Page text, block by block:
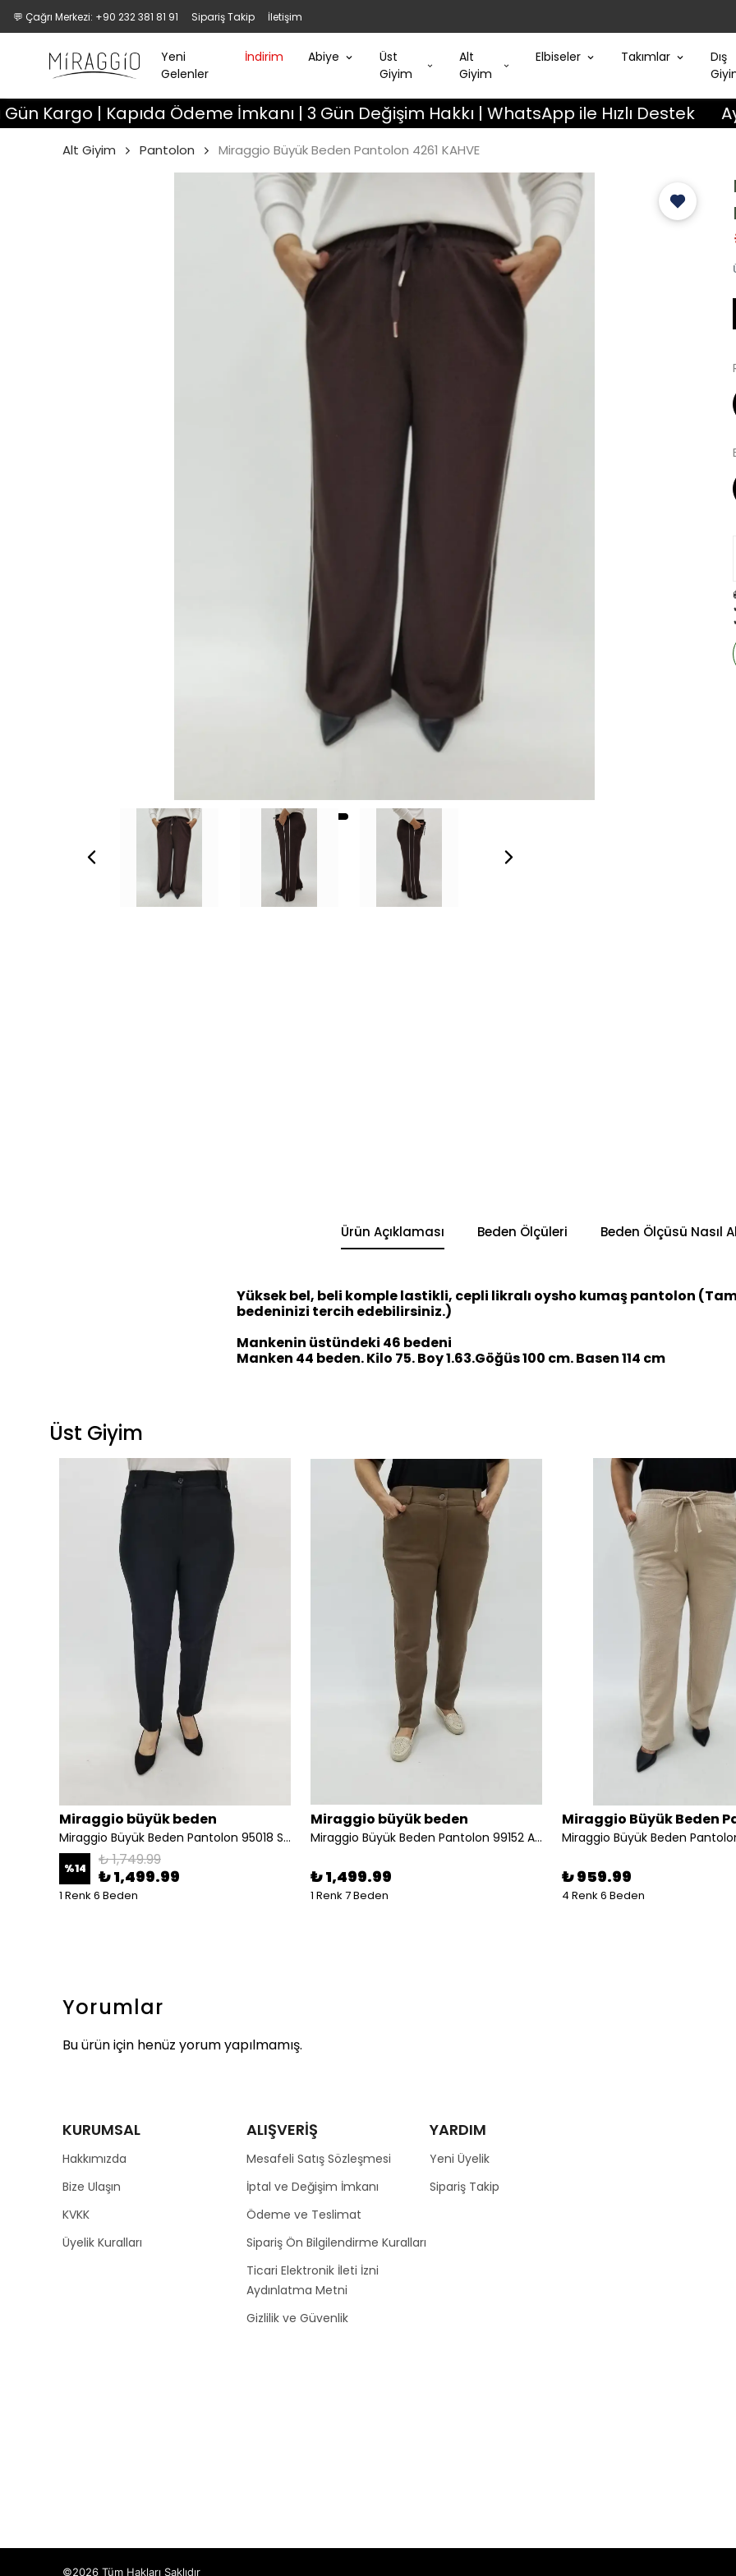
💬 Çağrı Merkezi: +90 232 381 81 91 Sipariş Takip İletişim
Yeni
Gelenler
İndirim Abiye
Üst
Giyim
Alt
Giyim
Elbiseler Takımlar
Dış
| Kapıda Ödeme İmkanı | 3 Gün Değişim Hakkı | WhatsApp ile Hızlı Destek Aynı
Alt Giyim Pantolon Miraggio Büyük Beden Pantolon 4261 KAHVE
Ürün Açıklaması Beden Ölçüleri Beden Ölçüsü Nasıl
Yüksek bel, beli komple lastikli, cepli likralı oysho kumaş pantolon
bedeninizi tercih edebilirsiniz.)
Mankenin üstündeki 46 bedeni
Manken 44 beden. Kilo 75. Boy 1.63.Göğüs 100 cm. Basen 114 cm
Üst Giyim
Miraggio büyük beden
Miraggio Büyük Beden Pantolon 95018 SİYAH
%14 ₺ 1,749.99
₺ 1,499.99
1 Renk 6 Beden
Miraggio büyük beden
Miraggio Büyük Beden Pantolon 99152 A-KAHVE
₺ 1,499.99
1 Renk 7 Beden
Miraggio Büyük Beden
Miraggio Büyük Beden
₺ 959.99
4 Renk 6 Beden
Yorumlar
Bu ürün için henüz yorum yapılmamış.
KURUMSAL
Hakkımızda
Bize Ulaşın
KVKK
Üyelik Kuralları
ALIŞVERİŞ
Mesafeli Satış Sözleşmesi
İptal ve Değişim İmkanı
Ödeme ve Teslimat
Sipariş Ön Bilgilendirme Kuralları
Ticari Elektronik İleti İzni
Aydınlatma Metni
Gizlilik ve Güvenlik
YARDIM
Yeni Üyelik
Sipariş Takip
©2026 Tüm Hakları Saklıdır